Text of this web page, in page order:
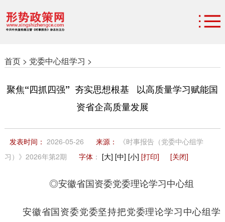
首页 > 党委中心组学习 >
聚焦“四抓四强” 夯实思想根基 以高质量学习赋能国
资省企高质量发展
发表时间： 2026-05-26 来源：
《时事报告（党委中心组学
习）》2026年第2期
字体： [大] [中] [小] [打印] [关闭]
◎安徽省国资委党委理论学习中心组
安徽省国资委党委坚持把党委理论学习中心组学